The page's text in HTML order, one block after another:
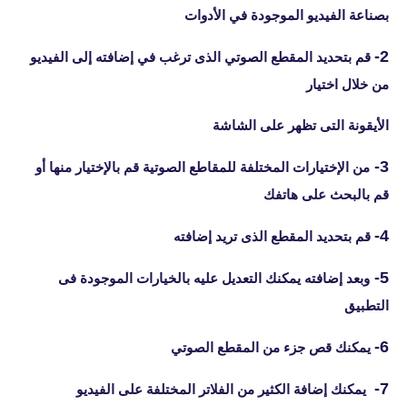
بصناعة الفيديو الموجودة في الأدوات
2- قم بتحديد المقطع الصوتي الذى ترغب في إضافته إلى الفيديو
من خلال اختيار
الأيقونة التى تظهر على الشاشة
3-
من الإختيارات المختلفة للمقاطع الصوتية قم بالإختيار منها أو
قم بالبحث على هاتفك
4- قم بتحديد المقطع الذى تريد إضافته
5-
وبعد إضافته يمكنك التعديل عليه بالخيارات الموجودة فى
التطبيق
6- يمكنك قص جزء من المقطع الصوتي
7- يمكنك إضافة الكثير من الفلاتر المختلفة على الفيديو